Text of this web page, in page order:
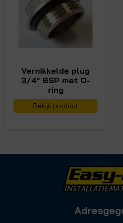
Vernikkelde plug
3/4" BSP met O-
ring
Bekijk product